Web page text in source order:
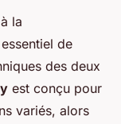
à la
de
des deux
est conçu pour
variés, alors